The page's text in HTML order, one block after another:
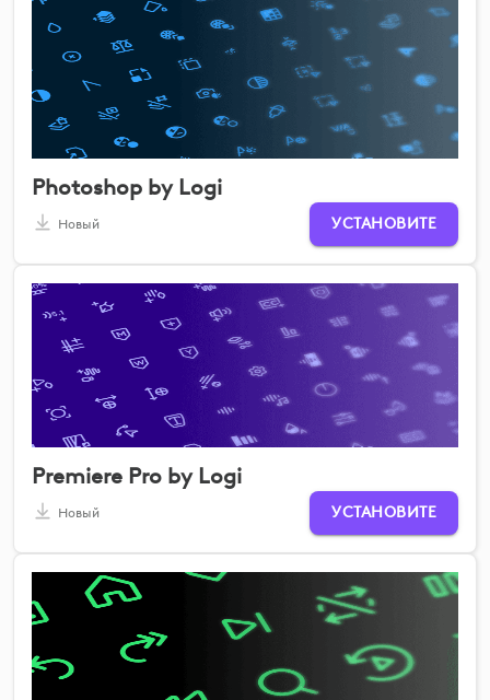
Photoshop by Logi
Новый УСТАНОВИТЕ
Premiere Pro by Logi
Новый УСТАНОВИТЕ